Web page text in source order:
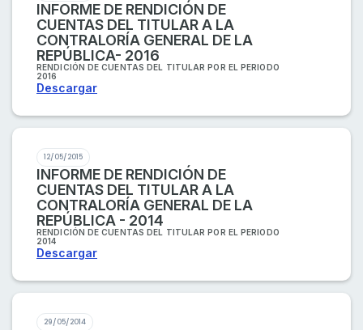
INFORME DE RENDICIÓN DE
CUENTAS DEL TITULAR A LA
CONTRALORÍA GENERAL DE LA
REPÚBLICA- 2016
RENDICIÓN DE CUENTAS DEL TITULAR POR EL PERIODO
2016
Descargar
12/05/2015
INFORME DE RENDICIÓN DE
CUENTAS DEL TITULAR A LA
CONTRALORÍA GENERAL DE LA
REPÚBLICA - 2014
RENDICIÓN DE CUENTAS DEL TITULAR POR EL PERIODO
2014
Descargar
29/05/2014